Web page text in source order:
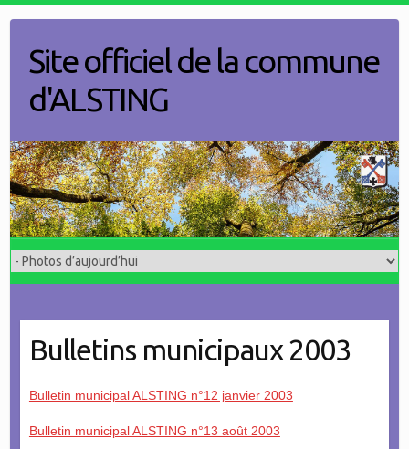
contentSite officiel de la commune
d'ALSTING
Bulletins municipaux 2003
Bulletin municipal ALSTING n°12 janvier 2003
Bulletin municipal ALSTING n°13 août 2003